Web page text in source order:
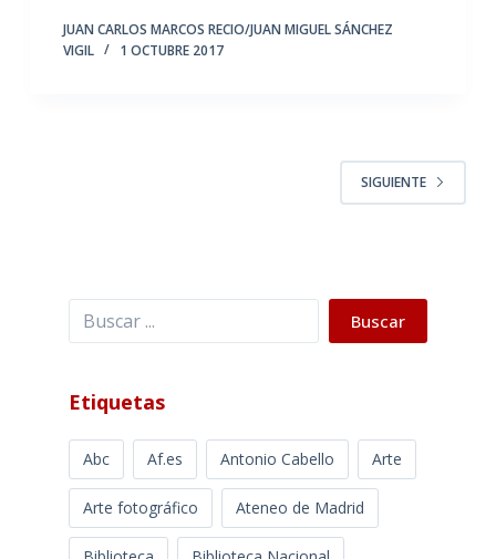
JUAN CARLOS MARCOS RECIO/JUAN MIGUEL SÁNCHEZ
VIGIL
1 OCTUBRE 2017
SIGUIENTE
Buscar Buscar
Etiquetas
Abc Af.es Antonio Cabello Arte
Arte fotográfico Ateneo de Madrid